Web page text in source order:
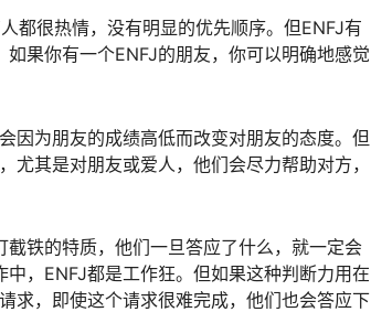
都很热情，没有明显的优先顺序。但ENFJ有
果你有一个ENFJ的朋友，你可以明确地感觉
因为朋友的成绩高低而改变对朋友的态度。但
其是对朋友或爱人，他们会尽力帮助对方，
铁的特质，他们一旦答应了什么，就一定会
，ENFJ都是工作狂。但如果这种判断力用在
求，即使这个请求很难完成，他们也会答应下